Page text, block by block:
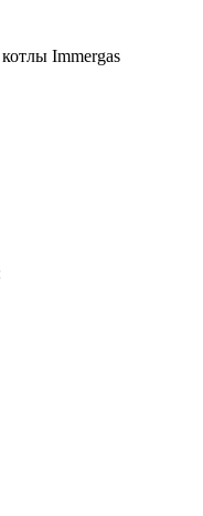
Immergas